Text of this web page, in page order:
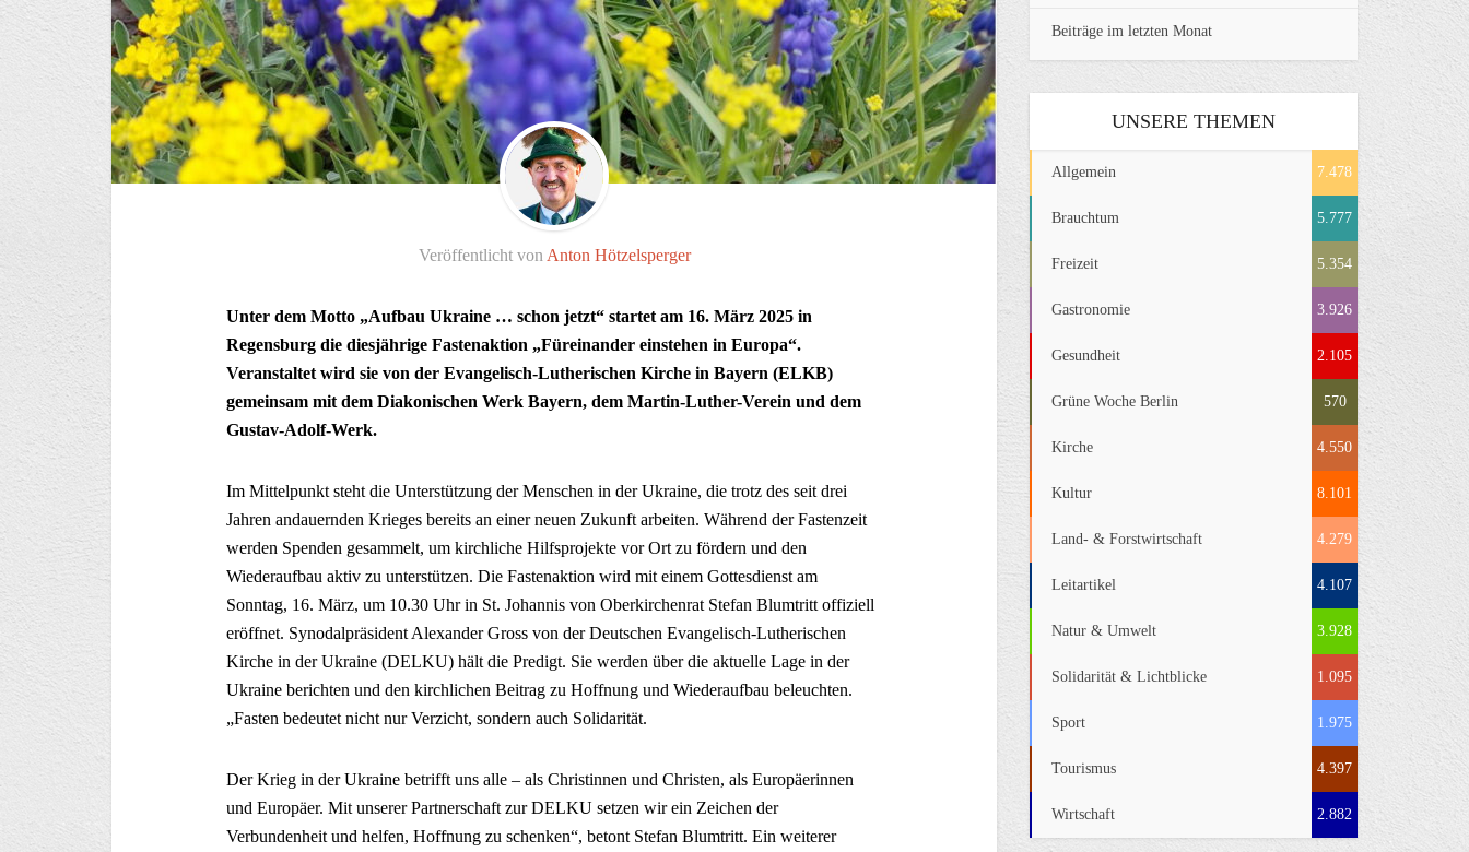
Veröffentlicht von Anton Hötzelsperger
Unter dem Motto „Aufbau Ukraine … schon jetzt“ startet am 16. März 2025 in
Regensburg die diesjährige Fastenaktion „Füreinander einstehen in Europa“.
Veranstaltet wird sie von der Evangelisch-Lutherischen Kirche in Bayern (ELKB)
gemeinsam mit dem Diakonischen Werk Bayern, dem Martin-Luther-Verein und dem
Gustav-Adolf-Werk.
Im Mittelpunkt steht die Unterstützung der Menschen in der Ukraine, die trotz des seit drei
Jahren andauernden Krieges bereits an einer neuen Zukunft arbeiten. Während der Fastenzeit
werden Spenden gesammelt, um kirchliche Hilfsprojekte vor Ort zu fördern und den
Wiederaufbau aktiv zu unterstützen. Die Fastenaktion wird mit einem Gottesdienst am
Sonntag, 16. März, um 10.30 Uhr in St. Johannis von Oberkirchenrat Stefan Blumtritt offiziell
eröffnet. Synodalpräsident Alexander Gross von der Deutschen Evangelisch-Lutherischen
Kirche in der Ukraine (DELKU) hält die Predigt. Sie werden über die aktuelle Lage in der
Ukraine berichten und den kirchlichen Beitrag zu Hoffnung und Wiederaufbau beleuchten.
„Fasten bedeutet nicht nur Verzicht, sondern auch Solidarität.
Der Krieg in der Ukraine betrifft uns alle – als Christinnen und Christen, als Europäerinnen
und Europäer. Mit unserer Partnerschaft zur DELKU setzen wir ein Zeichen der
Verbundenheit und helfen, Hoffnung zu schenken“, betont Stefan Blumtritt. Ein weiterer
Beiträge im letzten Monat
UNSERE THEMEN
Allgemein 7.478
Brauchtum 5.777
Freizeit 5.354
Gastronomie 3.926
Gesundheit 2.105
Grüne Woche Berlin 570
Kirche 4.550
Kultur 8.101
Land- & Forstwirtschaft 4.279
Leitartikel 4.107
Natur & Umwelt 3.928
Solidarität & Lichtblicke 1.095
Sport 1.975
Tourismus 4.397
Wirtschaft 2.882